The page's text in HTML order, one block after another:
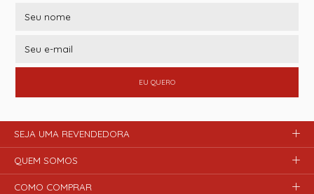
EU QUERO
SEJA UMA REVENDEDORA
QUEM SOMOS
COMO COMPRAR